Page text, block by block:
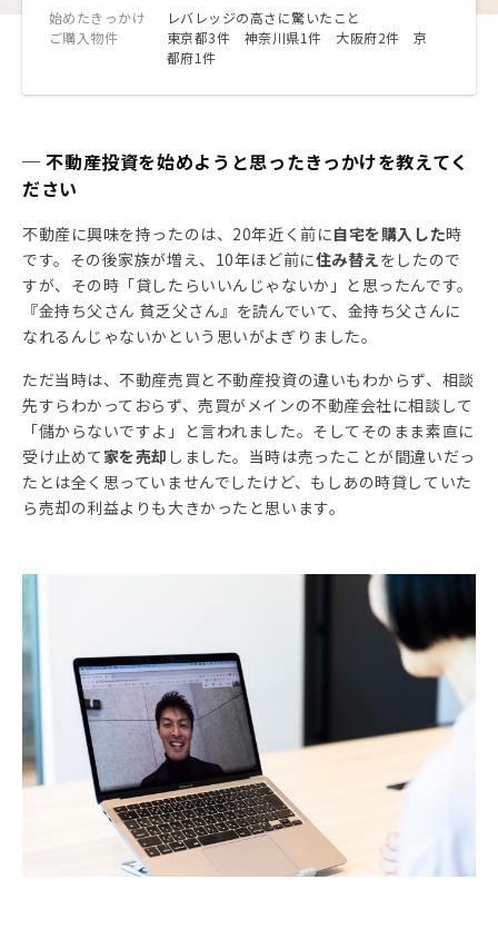
始めたきっかけ
レバレッジの高さに驚いたこと
ご購入物件
東京都3件 神奈川県1件 大阪府2件 京
都府1件
─ 不動産投資を始めようと思ったきっかけを教えてく
ださい
不動産に興味を持ったのは、20年近く前に自宅を購入した時
です。その後家族が増え、10年ほど前に住み替えをしたので
すが、その時「貸したらいいんじゃないか」と思ったんです。
『金持ち父さん 貧乏父さん』を読んでいて、金持ち父さんに
なれるんじゃないかという思いがよぎりました。
ただ当時は、不動産売買と不動産投資の違いもわからず、相談
先すらわかっておらず、売買がメインの不動産会社に相談して
「儲からないですよ」と言われました。そしてそのまま素直に
受け止めて 家を売却 しました。当時は売ったことが間違いだっ
たとは全く思っていませんでしたけど、もしあの時貸していた
ら売却の利益よりも大きかったと思います。